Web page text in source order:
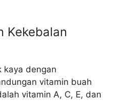
Kekebalan
kaya dengan
vitamin buah
vitamin A, C, E, dan